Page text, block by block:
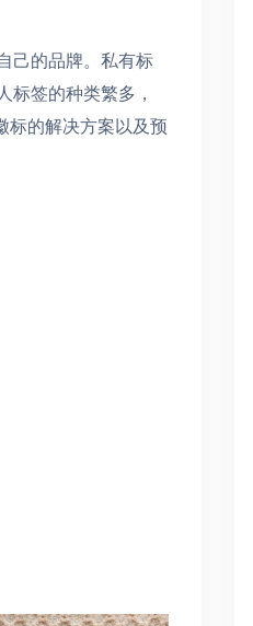
己的品牌。私有标
标签的种类繁多，
标的解决方案以及预